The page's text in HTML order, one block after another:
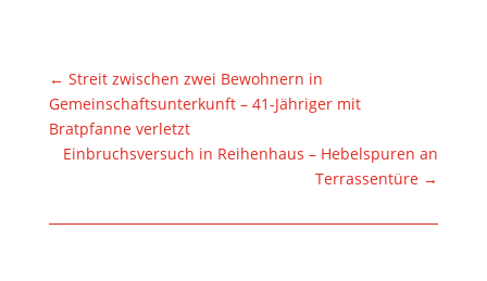
← Streit zwischen zwei Bewohnern in
Gemeinschaftsunterkunft – 41-Jähriger mit
Bratpfanne verletzt
Einbruchsversuch in Reihenhaus – Hebelspuren an
Terrassentüre →